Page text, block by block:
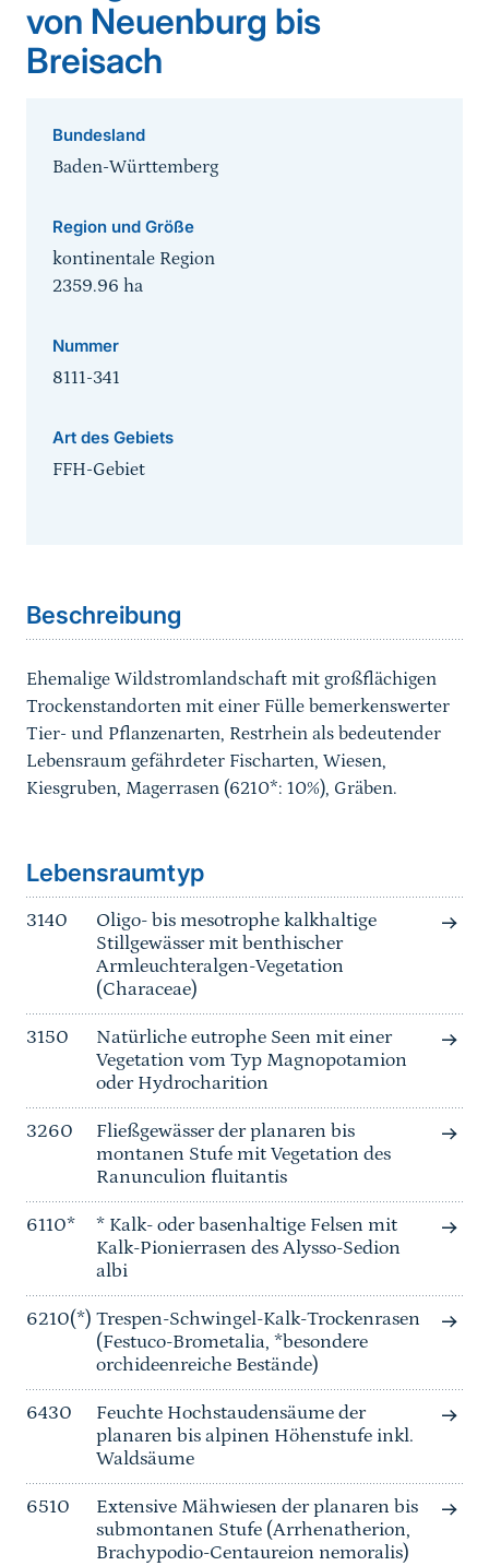
von Neuenburg bis
Breisach
Bundesland
Baden-Württemberg
Region und Größe
kontinentale Region
2359.96 ha
Nummer
8111-341
Art des Gebiets
FFH-Gebiet
Beschreibung
Ehemalige Wildstromlandschaft mit großflächigen
Trockenstandorten mit einer Fülle bemerkenswerter
Tier- und Pflanzenarten, Restrhein als bedeutender
Lebensraum gefährdeter Fischarten, Wiesen,
Kiesgruben, Magerrasen (6210*: 10%), Gräben.
Lebensraumtyp
3140
Oligo- bis mesotrophe kalkhaltige
Stillgewässer mit benthischer
Armleuchteralgen-Vegetation
(Characeae)
3150
Natürliche eutrophe Seen mit einer
Vegetation vom Typ Magnopotamion
oder Hydrocharition
3260
Fließgewässer der planaren bis
montanen Stufe mit Vegetation des
Ranunculion fluitantis
6110*
* Kalk- oder basenhaltige Felsen mit
Kalk-Pionierrasen des Alysso-Sedion
albi
6210(*) Trespen-Schwingel-Kalk-Trockenrasen
(Festuco-Brometalia, *besondere
orchideenreiche Bestände)
6430
Feuchte Hochstaudensäume der
planaren bis alpinen Höhenstufe inkl.
Waldsäume
6510
Extensive Mähwiesen der planaren bis
submontanen Stufe (Arrhenatherion,
Brachypodio-Centaureion nemoralis)